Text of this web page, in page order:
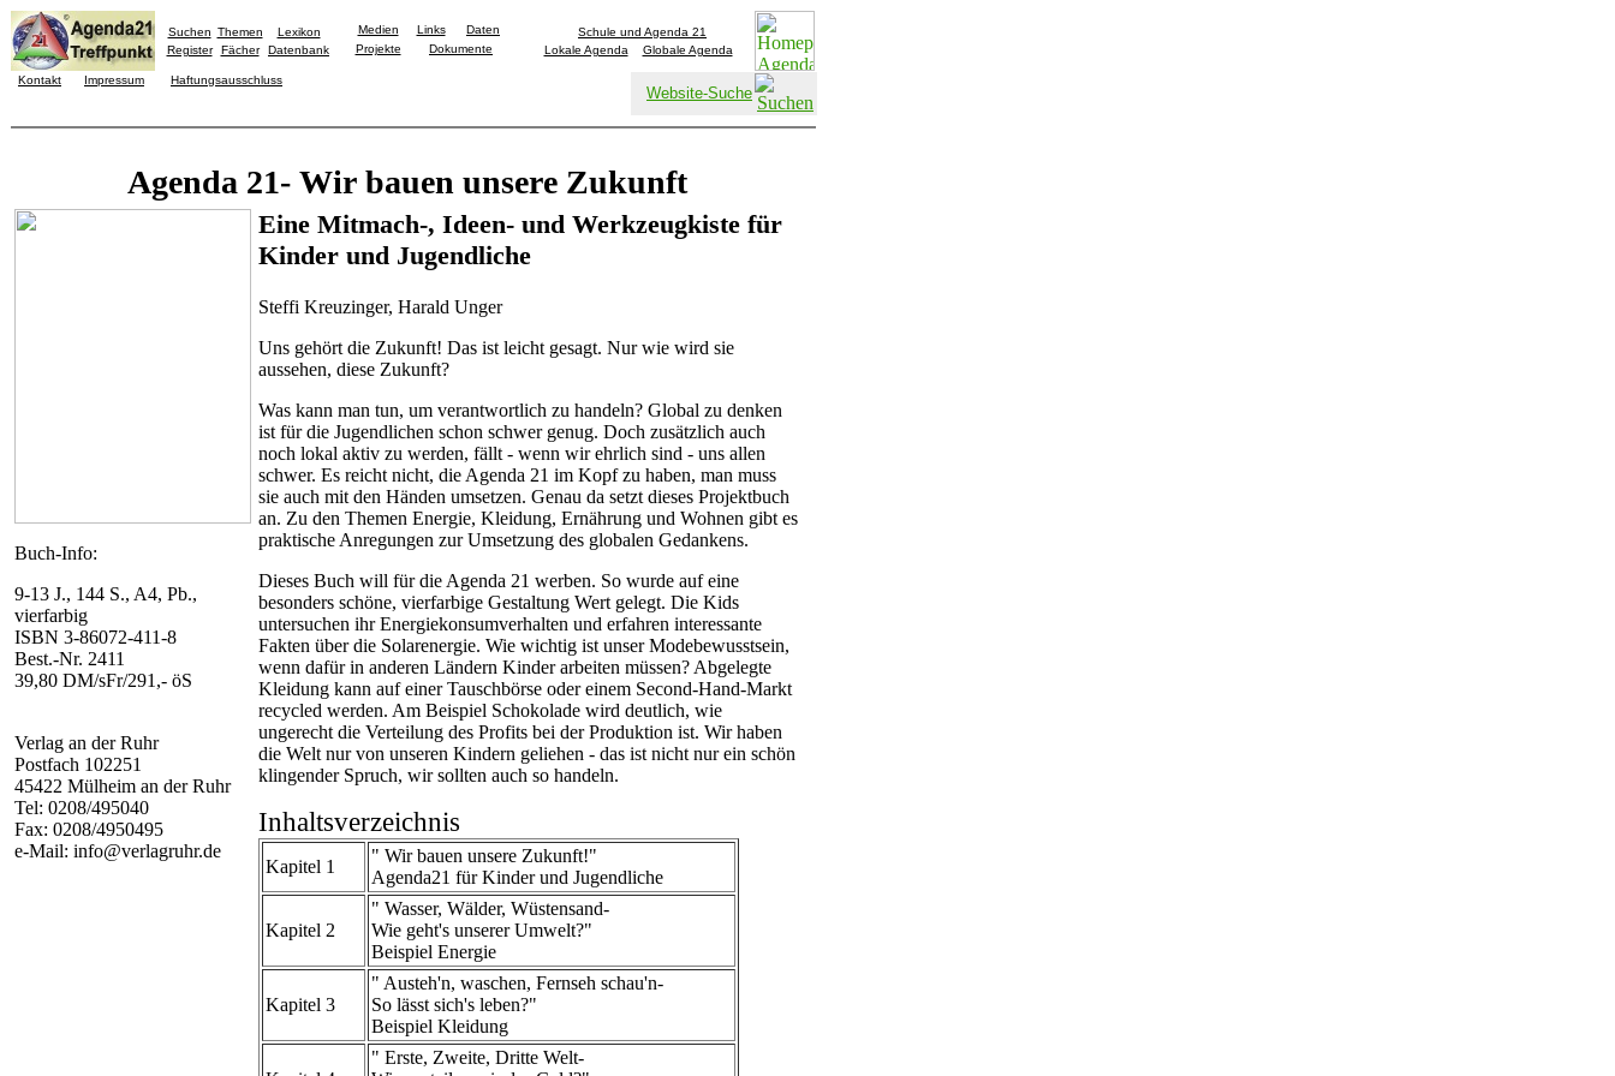
Suchen Themen
Lexikon
Register
Fächer Datenbank
Medien Links
Daten
Projekte
Dokumente
Schule und Agenda 21
Lokale Agenda
Globale Agenda
Kontakt Impressum Haftungsausschluss
Website-Suche
Agenda 21- Wir bauen unsere Zukunft
Buch-Info:
9-13 J., 144 S., A4, Pb.,
vierfarbig
ISBN 3-86072-411-8
Best.-Nr. 2411
39,80 DM/sFr/291,- öS
Verlag an der Ruhr
Postfach 102251
45422 Mülheim an der Ruhr
Tel: 0208/495040
Fax: 0208/4950495
e-Mail: info@verlagruhr.de
Eine Mitmach-, Ideen- und Werkzeugkiste für
Kinder und Jugendliche
Steffi Kreuzinger, Harald Unger
Uns gehört die Zukunft! Das ist leicht gesagt. Nur wie wird sie
aussehen, diese Zukunft?
Was kann man tun, um verantwortlich zu handeln? Global zu denken
ist für die Jugendlichen schon schwer genug. Doch zusätzlich auch
noch lokal aktiv zu werden, fällt - wenn wir ehrlich sind - uns allen
schwer. Es reicht nicht, die Agenda 21 im Kopf zu haben, man muss
sie auch mit den Händen umsetzen. Genau da setzt dieses Projektbuch
an. Zu den Themen Energie, Kleidung, Ernährung und Wohnen gibt es
praktische Anregungen zur Umsetzung des globalen Gedankens.
Dieses Buch will für die Agenda 21 werben. So wurde auf eine
besonders schöne, vierfarbige Gestaltung Wert gelegt. Die Kids
untersuchen ihr Energiekonsumverhalten und erfahren interessante
Fakten über die Solarenergie. Wie wichtig ist unser Modebewusstsein,
wenn dafür in anderen Ländern Kinder arbeiten müssen? Abgelegte
Kleidung kann auf einer Tauschbörse oder einem Second-Hand-Markt
recycled werden. Am Beispiel Schokolade wird deutlich, wie
ungerecht die Verteilung des Profits bei der Produktion ist. Wir haben
die Welt nur von unseren Kindern geliehen - das ist nicht nur ein schön
klingender Spruch, wir sollten auch so handeln.
Inhaltsverzeichnis
Kapitel 1
" Wir bauen unsere Zukunft!"
Agenda21 für Kinder und Jugendliche
Kapitel 2
" Wasser, Wälder, Wüstensand-
Wie geht's unserer Umwelt?"
Beispiel Energie
Kapitel 3
" Austeh'n, waschen, Fernseh schau'n-
So lässt sich's leben?"
Beispiel Kleidung
" Erste, Zweite, Dritte Welt-